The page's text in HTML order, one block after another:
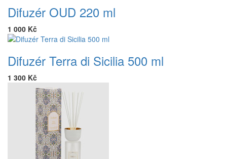
Difuzér OUD 220 ml
1 000 Kč
Difuzér Terra di Sicilia 500 ml
1 300 Kč